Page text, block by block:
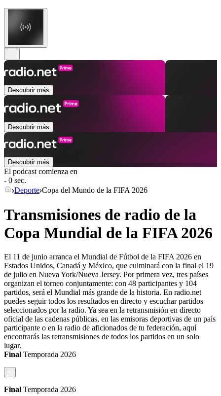
Descubrir más
Descubrir más
Descubrir más
El podcast comienza en
- 0 sec.
Deporte Copa del Mundo de la FIFA 2026
Transmisiones de radio de la
Copa Mundial de la FIFA 2026
El 11 de junio arranca el Mundial de Fútbol de la FIFA 2026 en
Estados Unidos, Canadá y México, que culminará con la final el 19
de julio en Nueva York/Nueva Jersey. Por primera vez, tres países
organizan el torneo conjuntamente: con 48 participantes y 104
partidos, será el Mundial más grande de la historia. En radio.net
puedes seguir todos los resultados en directo y escuchar partidos
seleccionados por la radio. Ya sea en la retransmisión en directo
oficial de las cadenas públicas, en las emisoras deportivas de un país
participante o en la radio de aficionados de tu federación, aquí
encontrarás las retransmisiones de todos los partidos en un solo
lugar.
Final Temporada 2026
Final Temporada 2026